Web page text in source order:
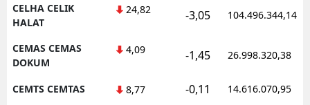
CELHA CELIK
HALAT
24,82 -3,05 104.496.344,14
CEMAS CEMAS
DOKUM
4,09 -1,45 26.998.320,38
CEMTS CEMTAS 8,77 -0,11 14.616.070,95